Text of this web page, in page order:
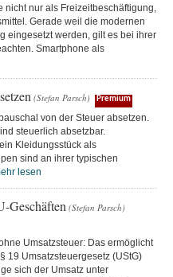
nicht nur als Freizeitbeschäftigung,
Gerade weil die modernen
eingesetzt werden, gilt es bei ihrer
Smartphone als
(Stefan Parsch) Premium
von der Steuer absetzen.
steuerlich absetzbar.
Kleidungsstück als
sind an ihrer typischen
lesen
Geschäften (Stefan Parsch)
Umsatzsteuer: Das ermöglicht
19 Umsatzsteuergesetz (UStG)
sich der Umsatz unter